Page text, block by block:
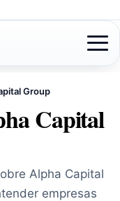
Group
Capital
Alpha Capital
empresas